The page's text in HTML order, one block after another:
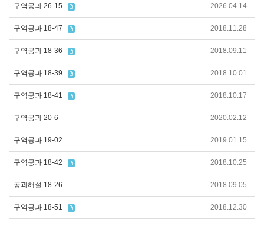
구역공과 26-15 2026.04.14
구역공과 18-47 2018.11.28
구역공과 18-36 2018.09.11
구역공과 18-39 2018.10.01
구역공과 18-41 2018.10.17
구역공과 20-6 2020.02.12
구역공과 19-02 2019.01.15
구역공과 18-42 2018.10.25
공과해설 18-26 2018.09.05
구역공과 18-51 2018.12.30